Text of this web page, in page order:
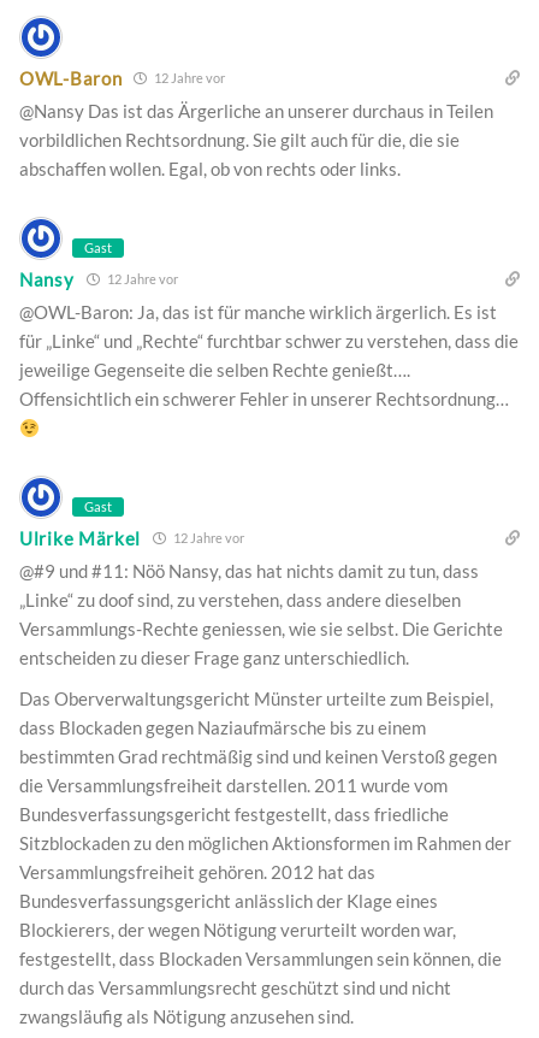
OWL-Baron 12 Jahre vor
@Nansy Das ist das Ärgerliche an unserer durchaus in Teilen
vorbildlichen Rechtsordnung. Sie gilt auch für die, die sie
abschaffen wollen. Egal, ob von rechts oder links.
Gast
Nansy 12 Jahre vor
@OWL-Baron: Ja, das ist für manche wirklich ärgerlich. Es ist
für „Linke“ und „Rechte“ furchtbar schwer zu verstehen, dass die
jeweilige Gegenseite die selben Rechte genießt….
Offensichtlich ein schwerer Fehler in unserer Rechtsordnung…
Gast
Ulrike Märkel 12 Jahre vor
@#9 und #11: Nöö Nansy, das hat nichts damit zu tun, dass
„Linke“ zu doof sind, zu verstehen, dass andere dieselben
Versammlungs-Rechte geniessen, wie sie selbst. Die Gerichte
entscheiden zu dieser Frage ganz unterschiedlich.
Das Oberverwaltungsgericht Münster urteilte zum Beispiel,
dass Blockaden gegen Naziaufmärsche bis zu einem
bestimmten Grad rechtmäßig sind und keinen Verstoß gegen
die Versammlungsfreiheit darstellen. 2011 wurde vom
Bundesverfassungsgericht festgestellt, dass friedliche
Sitzblockaden zu den möglichen Aktionsformen im Rahmen der
Versammlungsfreiheit gehören. 2012 hat das
Bundesverfassungsgericht anlässlich der Klage eines
Blockierers, der wegen Nötigung verurteilt worden war,
festgestellt, dass Blockaden Versammlungen sein können, die
durch das Versammlungsrecht geschützt sind und nicht
zwangsläufig als Nötigung anzusehen sind.